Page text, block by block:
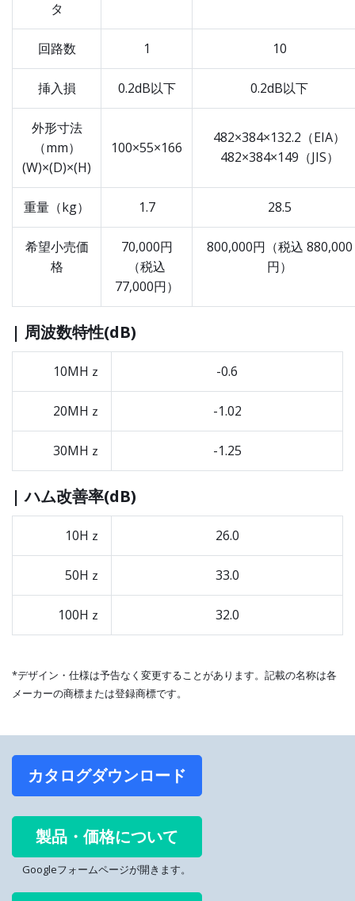
タ
回路数 1 10
挿入損 0.2dB以下 0.2dB以下
外形寸法
（mm）
(W)×(D)×(H)
100×55×166
482×384×132.2（EIA）
482×384×149（JIS）
重量（kg） 1.7 28.5
希望小売価
格
70,000円
（税込
77,000円）
800,000円（税込 880,000
円）
| 周波数特性(dB)
10MHｚ -0.6
20MHｚ -1.02
30MHｚ -1.25
| ハム改善率(dB)
10Hｚ 26.0
50Hｚ 33.0
100Hｚ 32.0
*デザイン・仕様は予告なく変更することがあります。記載の名称は各
メーカーの商標または登録商標です。
カタログダウンロード
製品・価格について
Googleフォームページが開きます。